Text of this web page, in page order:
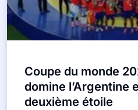
Coupe du monde
domine l’Argentine
deuxième étoile